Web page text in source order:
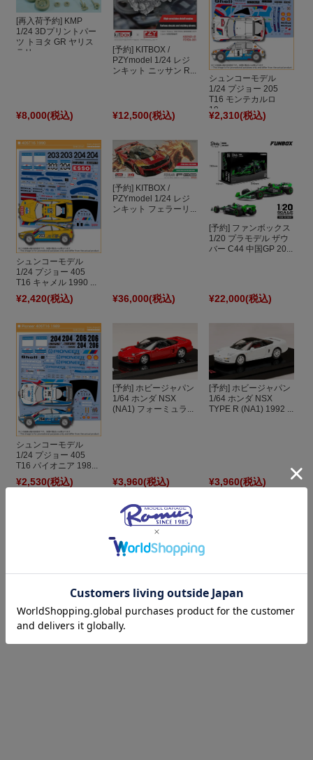
[再入荷予約] KMP
1/24 3Dプリントパー
ツ トヨタ GR ヤリス
ラリ...
¥8,000(税込)
[予約] KITBOX /
PZYmodel 1/24 レジ
ンキット ニッサン R...
¥12,500(税込)
シュンコーモデル
1/24 プジョー 205
T16 モンテカルロ
19...
¥2,310(税込)
シュンコーモデル
1/24 プジョー 405
T16 キャメル 1990 ...
¥2,420(税込)
[予約] KITBOX /
PZYmodel 1/24 レジ
ンキット フェラーリ...
¥36,000(税込)
[予約] ファンボックス
1/20 プラモデル ザウ
バー C44 中国GP 20...
¥22,000(税込)
シュンコーモデル
1/24 プジョー 405
T16 パイオニア 198...
¥2,530(税込)
[予約] ホビージャパン
1/64 ホンダ NSX
(NA1) フォーミュラ...
¥3,960(税込)
[予約] ホビージャパン
1/64 ホンダ NSX
TYPE R (NA1) 1992 ...
¥3,960(税込)
[予約] ホビージャパン
TYPE R (NA1) 後期...
¥3,960(税込)